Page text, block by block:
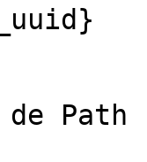
de Path